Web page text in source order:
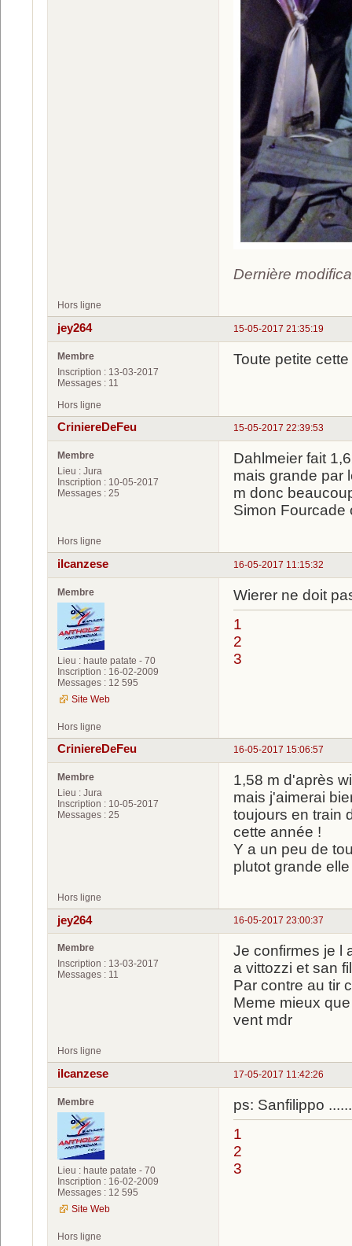
Dernière
Hors ligne
15-05-2017 21:35:19
jey264
Membre
Inscription : 13-03-2017
Messages : 11
Toute petite
Hors ligne
15-05-2017 22:39:53
CriniereDeFeu
Membre
Lieu : Jura
Inscription : 10-05-2017
Messages : 25
Dahlmeier fait
mais grande par
m donc
Simon Fourcade
Hors ligne
16-05-2017 11:15:32
ilcanzese
Membre
Lieu : haute patate - 70
Inscription : 16-02-2009
Messages : 12 595
Site Web
Wierer ne doit
1
2
3
Hors ligne
16-05-2017 15:06:57
CriniereDeFeu
Membre
Lieu : Jura
Inscription : 10-05-2017
Messages : 25
1,58 m d'après
mais j'aimerai
toujours en train
cette année !
Y a un peu de
plutot grande
Hors ligne
16-05-2017 23:00:37
jey264
Membre
Inscription : 13-03-2017
Messages : 11
Je confirmes je l
a vittozzi et san
Par contre au tir
Meme mieux
vent mdr
Hors ligne
17-05-2017 11:42:26
ilcanzese
Membre
Lieu : haute patate - 70
Inscription : 16-02-2009
Messages : 12 595
Site Web
ps: Sanfilippo
1
2
3
Hors ligne